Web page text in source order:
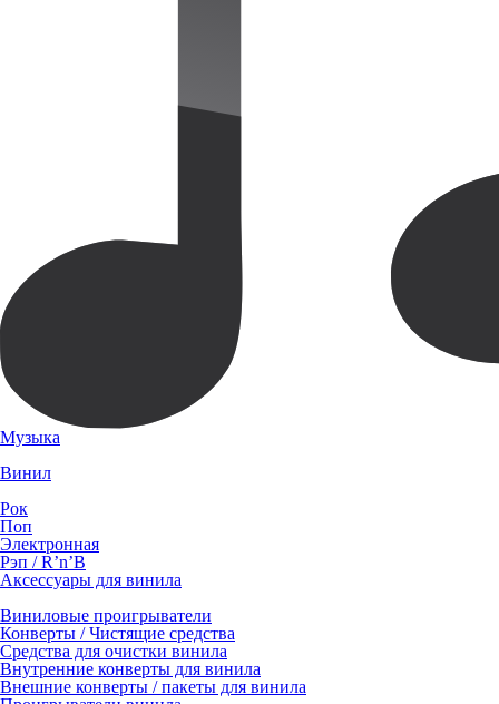
Музыка
Винил
Рок
Поп
Электронная
Рэп / R’n’B
Аксессуары для винила
Виниловые проигрыватели
Конверты / Чистящие средства
Средства для очистки винила
Внутренние конверты для винила
Внешние конверты / пакеты для винила